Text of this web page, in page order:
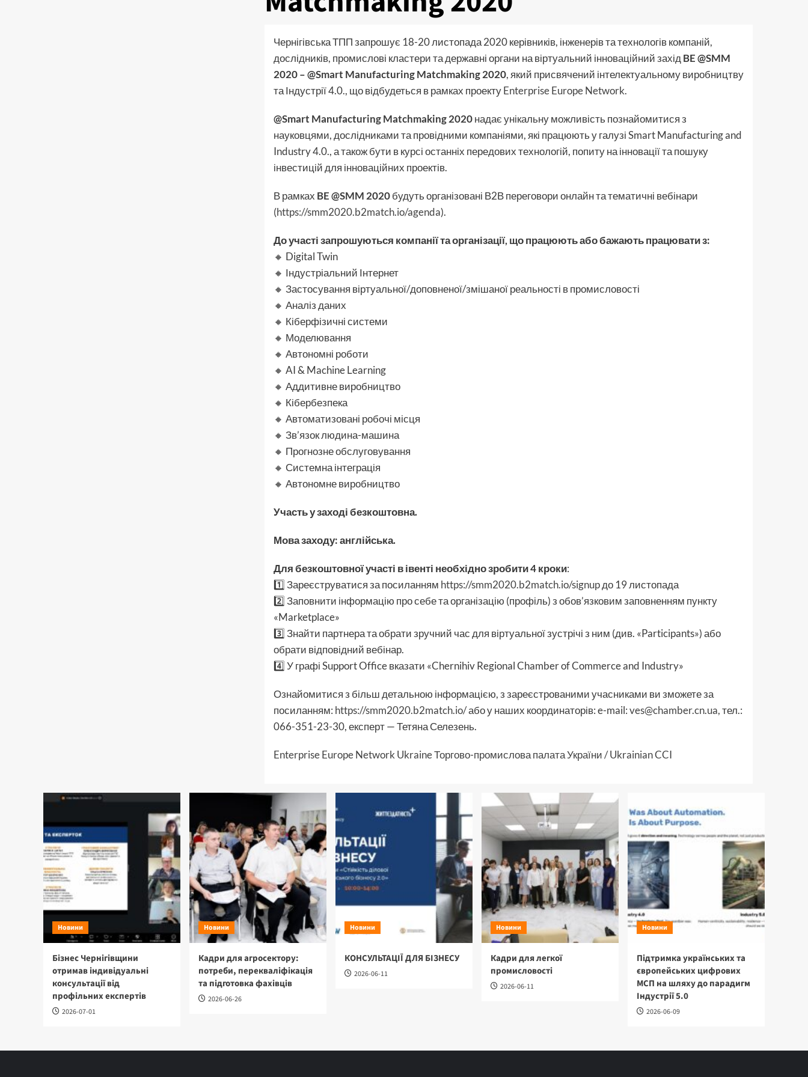
Чернігівська ТПП запрошує 18-20 листопада 2020 керівників, інженерів та технологів компаній,
дослідників, промислові кластери та державні органи на віртуальний інноваційний захід BE @SMM
2020 –@Smart Manufacturing Matchmaking 2020, який присвячений інтелектуальному виробництву
та Індустрії 4.0., що відбудеться в рамках проектуEnterprise Europe Network.
@Smart Manufacturing Matchmaking 2020надає унікальну можливість познайомитися з
науковцями, дослідниками та провідними компаніями, які працюють у галузі Smart Manufacturing and
Industry 4.0., а також бути в курсі останніх передових технологій, попиту на інновації та пошуку
інвестицій для інноваційних проектів.
В рамках BE @SMM 2020будуть організовані В2В переговори онлайн та тематичні вебінари
(https://smm2020.b2match.io/agenda).
До участі запрошуються компанії та організації, що працюють або бажають працювати з:
🔸 Digital Twin
🔸 Індустріальний Інтернет
🔸 Застосування віртуальної/доповненої/змішаної реальності в промисловості
🔸 Аналіз даних
🔸 Кіберфізичні системи
🔸 Моделювання
🔸 Автономні роботи
🔸 AI & Machine Learning
🔸 Аддитивне виробництво
🔸 Кібербезпека
🔸 Автоматизовані робочі місця
🔸 Зв’язок людина-машина
🔸 Прогнозне обслуговування
🔸 Системна інтеграція
🔸 Автономне виробництво
Участь у заході безкоштовна.
Мова заходу: англійська.
Для безкоштовної участі в івенті необхідно зробити 4 кроки:
1️⃣ Зареєструватися за посиланням https://smm2020.b2match.io/signupдо 19 листопада
2️⃣ Заповнити інформацію про себе та організацію (профіль) з обов’язковим заповненням пункту
«Marketplace»
3️⃣ Знайти партнера та обрати зручний час для віртуальної зустрічі з ним (див. «Participants») або
обрати відповідний вебінар.
4️⃣ У графі Support Office вказати «Chernihiv Regional Chamber of Commerce and Industry»
Ознайомитися з більш детальною інформацією, з зареєстрованими учасниками ви зможете за
посиланням: https://smm2020.b2match.io/або у наших координаторів: e-mail:ves@chamber.cn.ua, тел.:
066-351-23-30, експерт — Тетяна Селезень.
Enterprise Europe Network UkraineТоргово-промислова палата України / Ukrainian CCI
Новини
Бізнес Чернігівщини
отримав індивідуальні
консультації від
профільних експертів
2026-07-01
Новини
Кадри для агросектору:
потреби, перекваліфікація
та підготовка фахівців
2026-06-26
Новини
КОНСУЛЬТАЦІЇ ДЛЯ БІЗНЕСУ
2026-06-11
Новини
Кадри для легкої
промисловості
2026-06-11
Новини
Підтримка українських та
європейських цифрових
МСП на шляху до парадигм
Індустрії 5.0
2026-06-09